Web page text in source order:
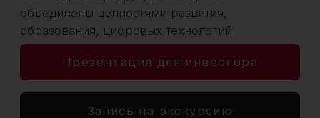
*в зависимости от выбранной программы
доходности. Более подробно о программах
доходности можно уточнить у менеджера.